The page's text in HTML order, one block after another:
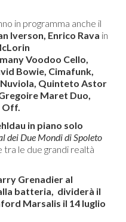
in programma anche il
Iverson, Enrico Rava in
Voodoo Cello,
Bowie, Cimafunk,
Nuviola, Quinteto Astor
Maret Duo,
Off.
in piano solo
dei Due Mondi di Spoleto
tra le due grandi realtà
Grenadier al
batteria, dividerà il
Marsalis il 14 luglio